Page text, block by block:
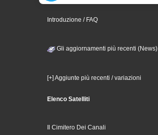
Introduzione / FAQ
Gli aggiornamenti più recenti (News)
[+] Aggiunte più recenti / variazioni
Elenco Satelliti
Il Cimitero Dei Canali